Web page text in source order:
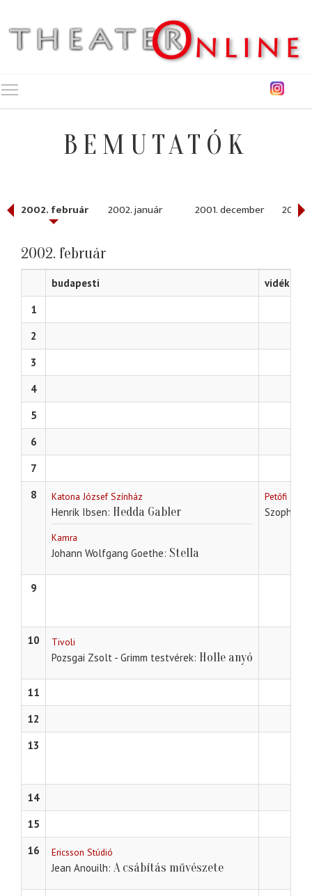
BEMUTATÓK
2002. február 2002. január 2001. december 2001.
2002. február
budapesti
vidéki
1
2
3
4
5
6
7
8
Katona József Színház
Henrik Ibsen Hedda Gabler
Kamra
Johann Wolfgang Goethe Stella
Petőfi
9
10 Tivoli
Pozsgai Zsolt - Grimm testvérek Holle anyó
11
12
13
14
15
16
Ericsson Stúdió
Jean Anouilh A csábítás művészete